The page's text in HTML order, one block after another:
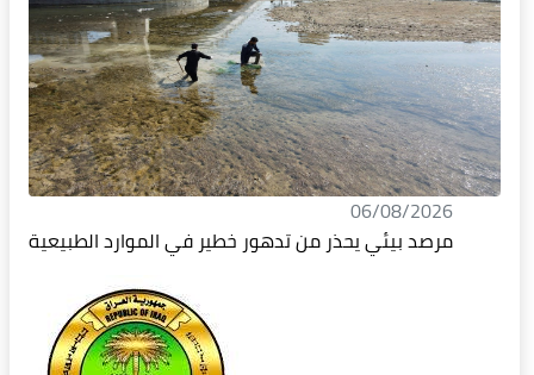
06/08/2026
مرصد بيئي يحذر من تدهور خطير في الموارد الطبيعية